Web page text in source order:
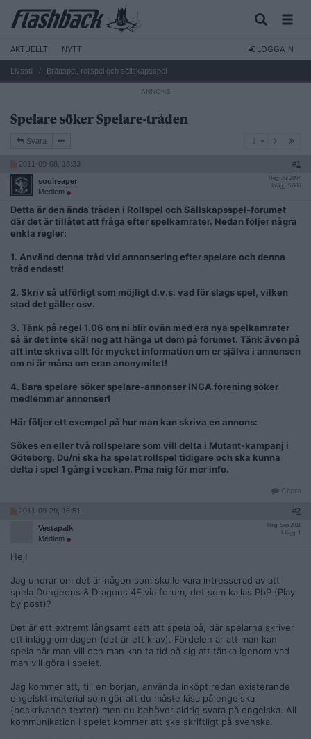
AKTUELLT NYTT LOGGA IN
Livsstil Brädspel, rollspel och sällskapsspel
Spelare söker Spelare-tråden
Svara
2011-09-08, 18:33 #1
soulreaper
Medlem
Reg: Jul 2007
Inlägg: 5 666
Detta är den ända tråden i Rollspel och Sällskapsspel-forumet
där det är tillåtet att fråga efter spelkamrater. Nedan följer några
enkla regler:
1. Använd denna tråd vid annonsering efter spelare och denna
tråd endast!
2. Skriv så utförligt som möjligt d.v.s. vad för slags spel, vilken
stad det gäller osv.
3. Tänk på regel 1.06 om ni blir ovän med era nya spelkamrater
så är det inte skäl nog att hänga ut dem på forumet. Tänk även på
att inte skriva allt för mycket information om er själva i annonsen
om ni är måna om eran anonymitet!
4. Bara spelare söker spelare-annonser INGA förening söker
medlemmar annonser!
Här följer ett exempel på hur man kan skriva en annons:
Sökes en eller två rollspelare som vill delta i Mutant-kampanj i
Göteborg. Du/ni ska ha spelat rollspel tidigare och ska kunna
delta i spel 1 gång i veckan. Pma mig för mer info.
Citera
2011-09-29, 16:51 #2
Vestapalk
Medlem
Reg: Sep 2011
Inlägg: 1
Hej!
Jag undrar om det är någon som skulle vara intresserad av att
spela Dungeons & Dragons 4E via forum, det som kallas PbP (Play
by post)?
Det är ett extremt långsamt sätt att spela på, där spelarna skriver
ett inlägg om dagen (det är ett krav). Fördelen är att man kan
spela när man vill och man kan ta tid på sig att tänka igenom vad
man vill göra i spelet.
Jag kommer att, till en början, använda inköpt redan existerande
engelskt material som gör att du måste läsa på engelska
(beskrivande texter) men du behöver aldrig svara på engelska. All
kommunikation i spelet kommer att ske skriftligt på svenska.